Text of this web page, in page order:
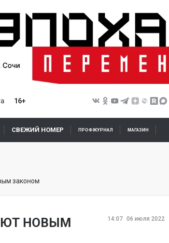
16+
СВЕЖИЙ НОМЕР ПРОФЖУРНАЛ МАГАЗИН
законом
14:07 06 июля 2022
НОВЫМ